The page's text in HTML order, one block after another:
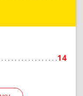
14
р-н,